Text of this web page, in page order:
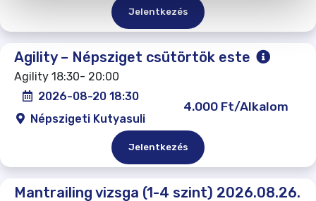
Jelentkezés
Agility – Népsziget csütörtök este
Agility 18:30- 20:00
2026-08-20 18:30
Népszigeti Kutyasuli
4.000 Ft/Alkalom
Jelentkezés
Mantrailing vizsga (1-4 szint) 2026.08.26.